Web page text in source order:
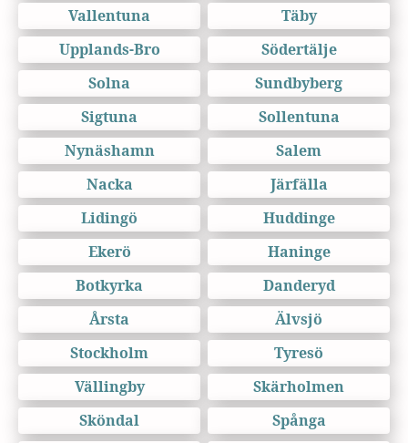
Vallentuna
Täby
Upplands-Bro
Södertälje
Solna
Sundbyberg
Sigtuna
Sollentuna
Nynäshamn
Salem
Nacka
Järfälla
Lidingö
Huddinge
Ekerö
Haninge
Botkyrka
Danderyd
Årsta
Älvsjö
Stockholm
Tyresö
Vällingby
Skärholmen
Sköndal
Spånga